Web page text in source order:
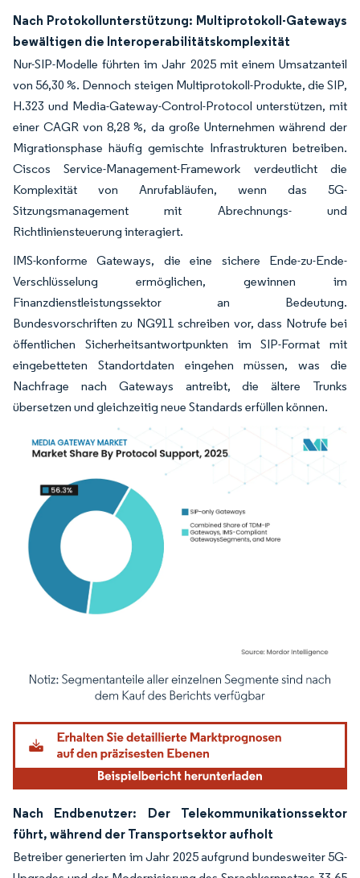
Nach Protokollunterstützung: Multiprotokoll-Gateways
bewältigen die Interoperabilitätskomplexität
Nur-SIP-Modelle führten im Jahr 2025 mit einem Umsatzanteil
von 56,30 %. Dennoch steigen Multiprotokoll-Produkte, die SIP,
H.323 und Media-Gateway-Control-Protocol unterstützen, mit
einer CAGR von 8,28 %, da große Unternehmen während der
Migrationsphase häufig gemischte Infrastrukturen betreiben.
Ciscos Service-Management-Framework verdeutlicht die
Komplexität von Anrufabläufen, wenn das 5G-
Sitzungsmanagement mit Abrechnungs- und
Richtliniensteuerung interagiert.
IMS-konforme Gateways, die eine sichere Ende-zu-Ende-
Verschlüsselung ermöglichen, gewinnen im
Finanzdienstleistungssektor an Bedeutung.
Bundesvorschriften zu NG911 schreiben vor, dass Notrufe bei
öffentlichen Sicherheitsantwortpunkten im SIP-Format mit
eingebetteten Standortdaten eingehen müssen, was die
Nachfrage nach Gateways antreibt, die ältere Trunks
übersetzen und gleichzeitig neue Standards erfüllen können.
Bild © Mordor Intelligence. Wiederverwendung erfordert Namensnennung
Nach Endbenutzer: Der Telekommunikationssektor
führt, während der Transportsektor aufholt
Betreiber generierten im Jahr 2025 aufgrund bundesweiter 5G-